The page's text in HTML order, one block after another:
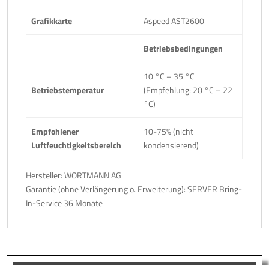
Grafikkarte Aspeed AST2600
Betriebsbedingungen
Betriebstemperatur
10 °C – 35 °C
(Empfehlung: 20 °C – 22
°C)
Empfohlener
Luftfeuchtigkeitsbereich
10-75% (nicht
kondensierend)
Hersteller: WORTMANN AG
Garantie (ohne Verlängerung o. Erweiterung): SERVER Bring-
In-Service 36 Monate